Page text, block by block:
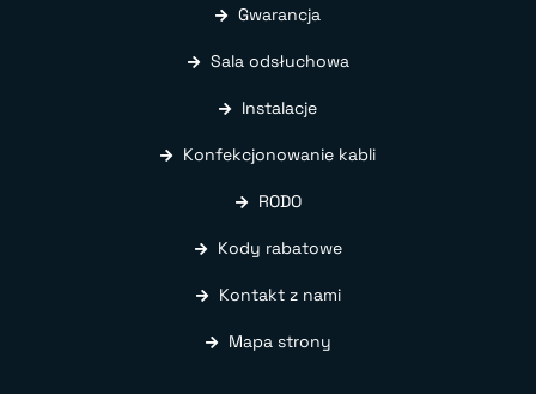
Gwarancja
Sala odsłuchowa
Instalacje
Konfekcjonowanie kabli
RODO
Kody rabatowe
Kontakt z nami
Mapa strony